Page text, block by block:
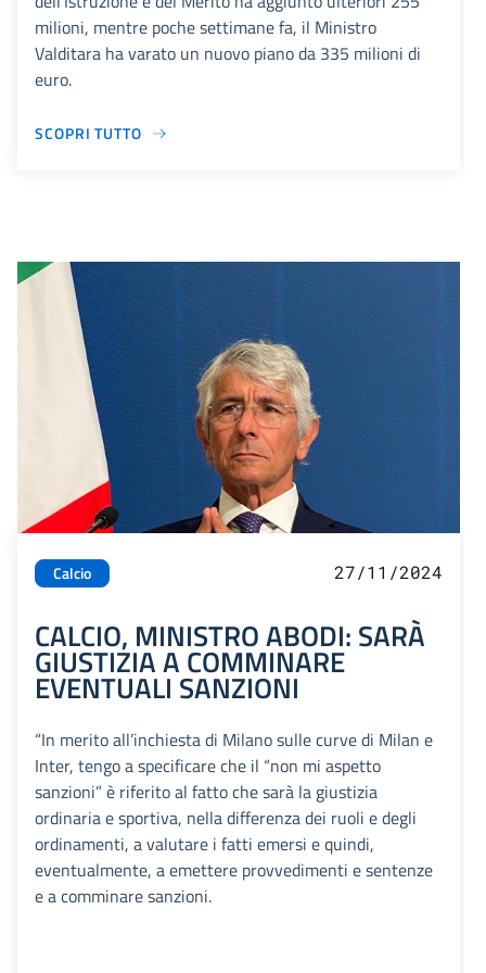
milioni, mentre poche settimane fa, il Ministro
Valditara ha varato un nuovo piano da 335 milioni di
euro.
SCOPRI TUTTO
Calcio 27/11/2024
CALCIO, MINISTRO ABODI: SARÀ
GIUSTIZIA A COMMINARE
EVENTUALI SANZIONI
“In merito all’inchiesta di Milano sulle curve di Milan e
Inter, tengo a specificare che il “non mi aspetto
sanzioni” è riferito al fatto che sarà la giustizia
ordinaria e sportiva, nella differenza dei ruoli e degli
ordinamenti, a valutare i fatti emersi e quindi,
eventualmente, a emettere provvedimenti e sentenze
e a comminare sanzioni.